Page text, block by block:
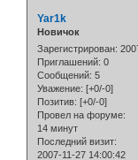
Yar1k
Новичок
Зарегистрирован:
Приглашений: 0
Сообщений: 5
Уважение: [+0/-0]
Позитив: [+0/-0]
Провел на форуме:
14 минут
Последний визит:
2007-11-27 14:00:42